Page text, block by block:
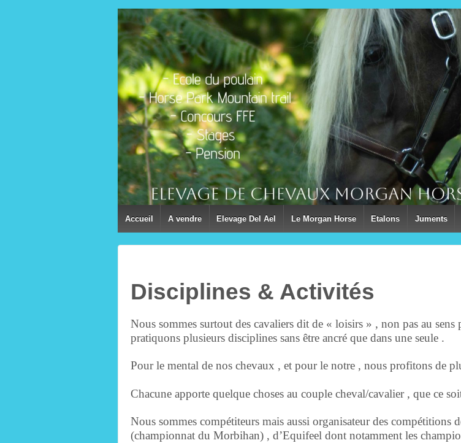
Accueil A vendre Elevage Del Ael Le Morgan Horse Etalons Juments
Disciplines & Activités
Nous sommes surtout des cavaliers dit de « loisirs » , non pas au
pratiquons plusieurs disciplines sans être ancré que dans une seule .
Pour le mental de nos chevaux , et pour le notre , nous profitons de
Chacune apporte quelque choses au couple cheval/cavalier , que ce
Nous sommes compétiteurs mais aussi organisateur des
(championnat du Morbihan) , d’Equifeel dont notamment les